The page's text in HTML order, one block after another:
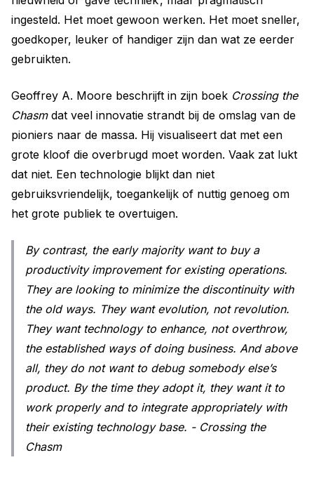
ingesteld. Het moet gewoon werken. Het moet sneller,
goedkoper, leuker of handiger zijn dan wat ze eerder
gebruikten.
Geoffrey A. Moore beschrijft in zijn boek Crossing the
Chasmdat veel innovatie strandt bij de omslag van de
pioniers naar de massa. Hij visualiseert dat met een
grote kloof die overbrugd moet worden. Vaak zat lukt
dat niet. Een technologie blijkt dan niet
gebruiksvriendelijk, toegankelijk of nuttig genoeg om
het grote publiek te overtuigen.
By contrast, the early majority want to buy a
productivity improvement for existing operations.
They are looking to minimize the discontinuity with
the old ways. They want evolution, not revolution.
They want technology to enhance, not overthrow,
the established ways of doing business. And above
all, they do not want to debug somebody else’s
product. By the time they adopt it, they want it to
work properly and to integrate appropriately with
their existing technology base. - Crossing the
Chasm